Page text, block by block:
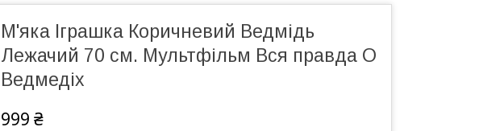
М'яка Іграшка Коричневий Ведмідь
Лежачий 70 см. Мультфільм Вся правда О
Ведмедіх
999 ₴